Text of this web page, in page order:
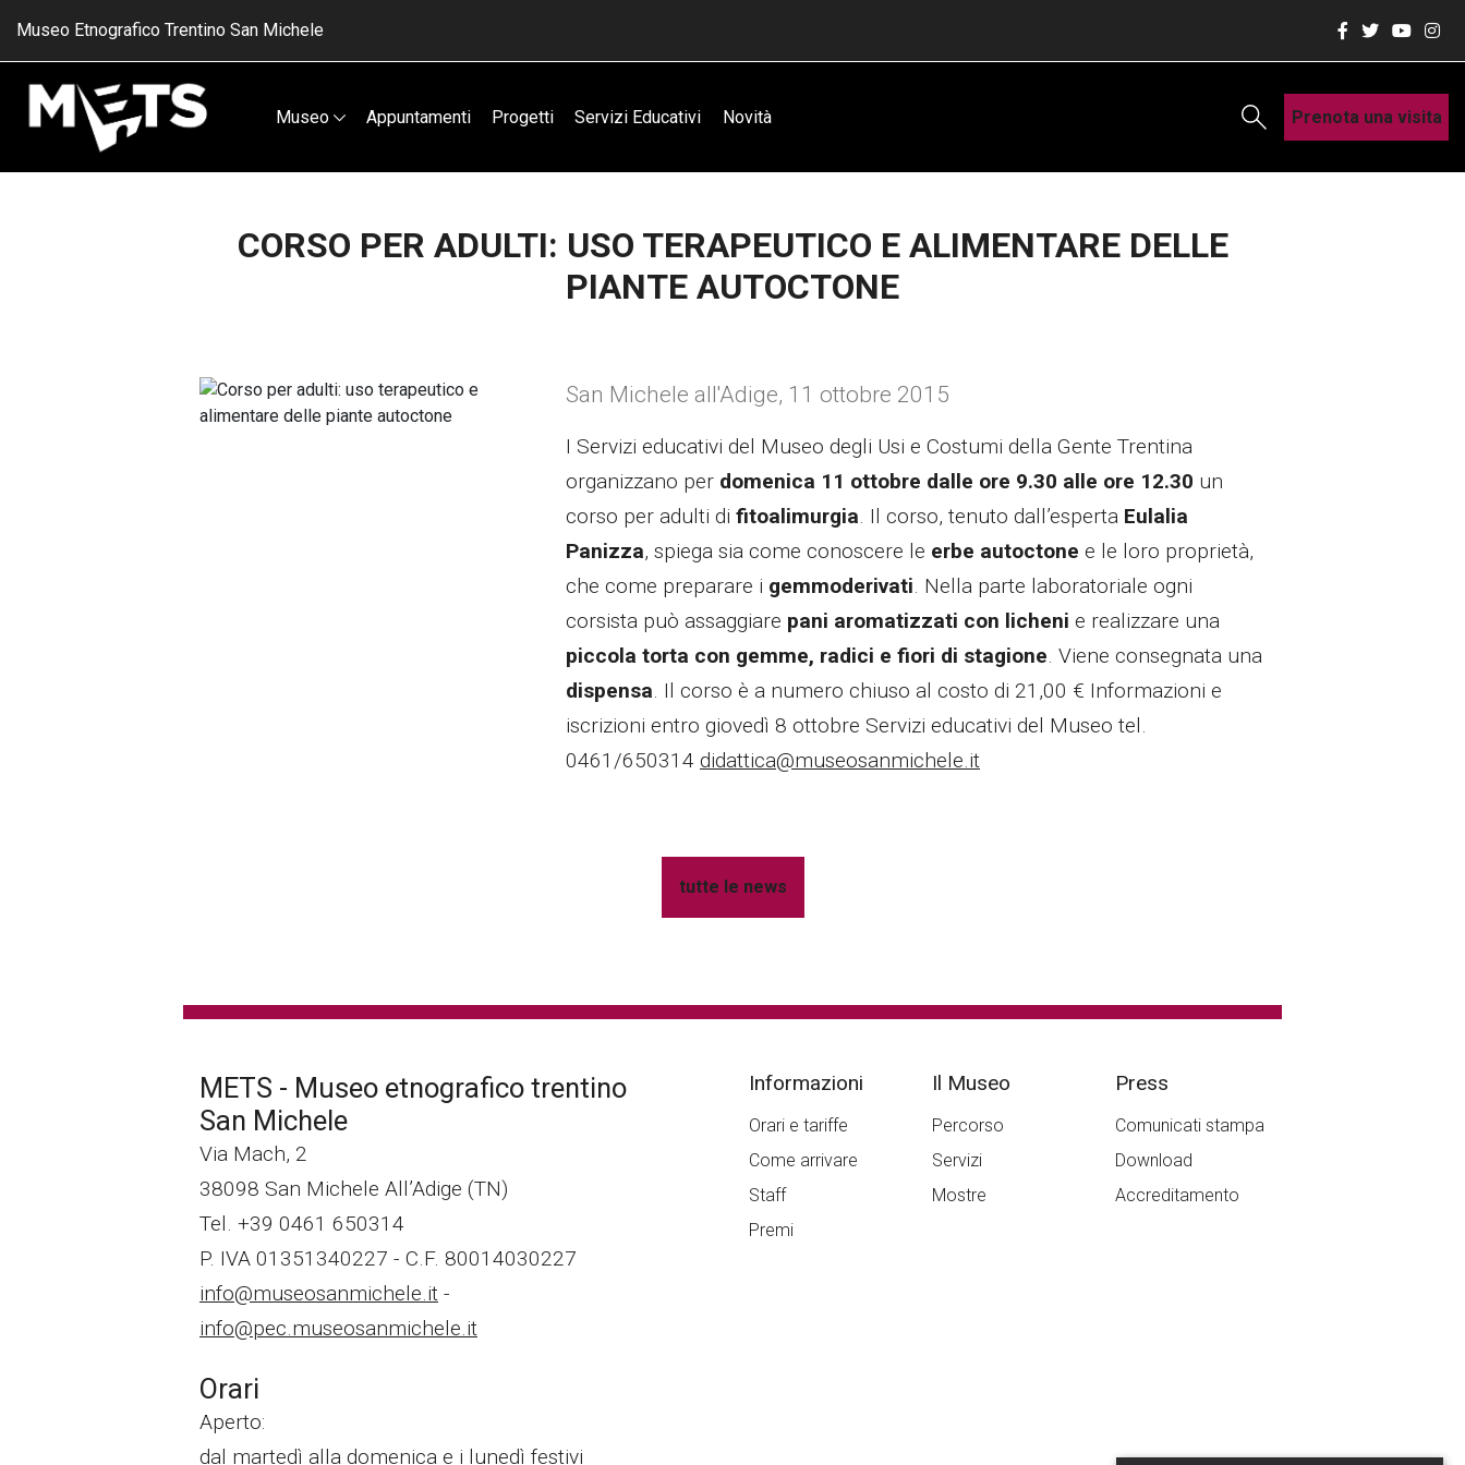
Museo Etnografico Trentino San Michele
Museo Appuntamenti Progetti Servizi Educativi Novità Prenota una visita
CORSO PER ADULTI: USO TERAPEUTICO E ALIMENTARE DELLE
PIANTE AUTOCTONE
San Michele all'Adige, 11 ottobre 2015
I Servizi educativi del Museo degli Usi e Costumi della Gente Trentina
organizzano per domenica 11 ottobre dalle ore 9.30 alle ore 12.30 un
corso per adulti di fitoalimurgia. Il corso, tenuto dall’esperta Eulalia
Panizza, spiega sia come conoscere le erbe autoctone e le loro proprietà,
che come preparare i gemmoderivati. Nella parte laboratoriale ogni
corsista può assaggiare pani aromatizzati con licheni e realizzare una
piccola torta con gemme, radici e fiori di stagione. Viene consegnata una
dispensa. Il corso è a numero chiuso al costo di 21,00 € Informazioni e
iscrizioni entro giovedì 8 ottobre Servizi educativi del Museo tel.
0461/650314 didattica@museosanmichele.it
tutte le news
METS - Museo etnografico trentino
San Michele
Via Mach, 2
38098 San Michele All’Adige (TN)
Tel. +39 0461 650314
P. IVA 01351340227 - C.F. 80014030227
info@museosanmichele.it -
info@pec.museosanmichele.it
Orari
Aperto:
dal martedì alla domenica e i lunedì festivi
Informazioni
Orari e tariffe
Come arrivare
Staff
Premi
Il Museo
Percorso
Servizi
Mostre
Press
Comunicati stampa
Download
Accreditamento